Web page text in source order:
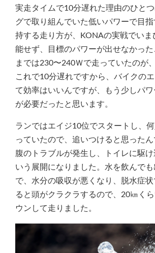
実走タイムで10分遅れた理由のひと
グで取り組んでいた低いパワーで目
持する走り方が、KONAの実戦でいま
能せず、目標のパワーが出せなかっ
までは230〜240Ｗで走っていたのが
これで10分遅れですから、バイクの
て効率はいいんですが、もう少しパ
が必要だったと思います。
ランではエイジ10位でスタートし、
っていたので、追いつけると思った
腹のトラブルが発生し、トイレに駆
いう展開になりました。水を飲んで
で、水分の吸収が悪くなり、脱水症
ると頭がクラクラするので、20㎞く
ウンして走りました。